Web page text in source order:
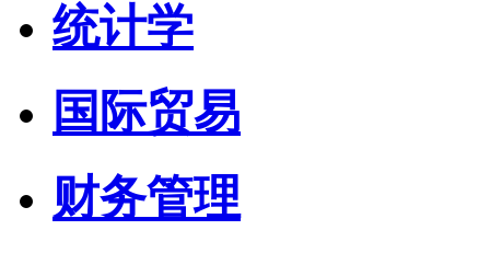
统计学
国际贸易
财务管理